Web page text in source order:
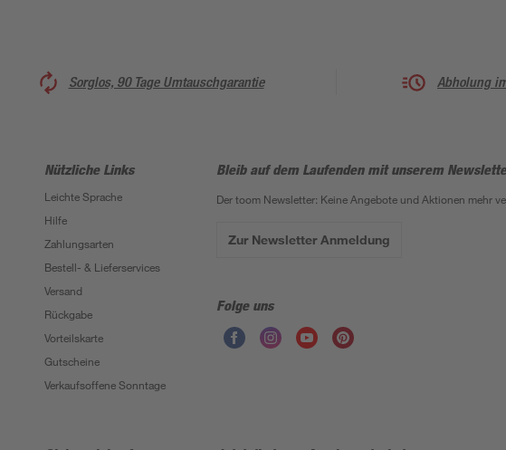
Sorglos, 90 Tage Umtauschgarantie Abholung
Nützliche Links
Leichte Sprache
Hilfe
Zahlungsarten
Bestell- & Lieferservices
Versand
Rückgabe
Vorteilskarte
Gutscheine
Verkaufsoffene Sonntage
Bleib auf dem Laufenden mit unserem
Der toom Newsletter: Keine Angebote und Aktionen mehr
Zur Newsletter Anmeldung
Folge uns